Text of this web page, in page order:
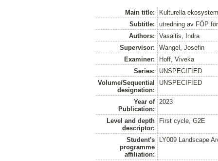
Main title:
Kulturella
Subtitle:
utredning av FÖP
Authors:
Vasaitis, Indra
Supervisor:
Wangel, Josefin
Examiner:
Hoff, Viveka
Series:
UNSPECIFIED
Volume/Sequential
designation:
UNSPECIFIED
Year of
Publication:
2023
Level and depth
descriptor:
First cycle, G2E
Student's
programme
affiliation:
LY009 Landscape